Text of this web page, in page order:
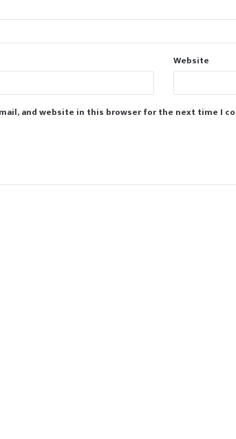
Website
and website in this browser for the next time I